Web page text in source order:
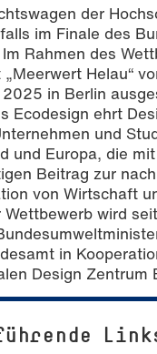
der
im Finale des
Rahmen des
Helau“
in Berlin
Ecodesign ehrt
und
und Europa, die
Beitrag zur
von Wirtschaft
Wettbewerb wird
in
Design Zentrum